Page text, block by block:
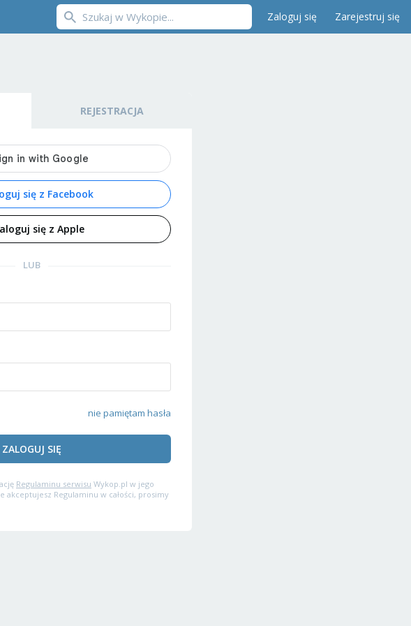
Zaloguj się Zarejestruj się
REJESTRACJA
się z Facebook
się z Apple
LUB
nie pamiętam hasła
ZALOGUJ SIĘ
Regulaminu serwisu Wykop.pl w jego
akceptujesz Regulaminu w całości, prosimy